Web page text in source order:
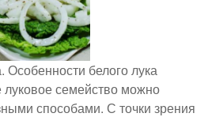
Особенности белого лука
семейство можно
способами. С точки зрения